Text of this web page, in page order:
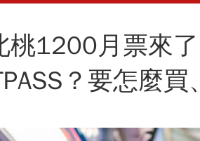
桃1200月票來
？要怎麼